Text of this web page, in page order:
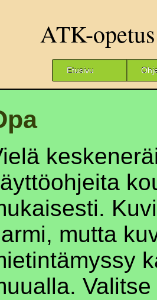
ATK-opetus
Etusivu
mutta